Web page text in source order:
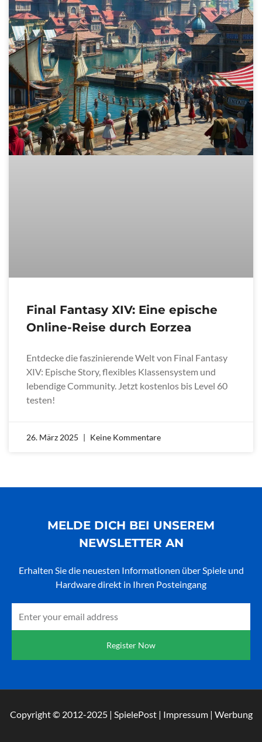
Final Fantasy XIV: Eine epische
Online-Reise durch Eorzea
Entdecke die faszinierende Welt von Final Fantasy
XIV: Epische Story, flexibles Klassensystem und
lebendige Community. Jetzt kostenlos bis Level 60
testen!
26. März 2025 Keine Kommentare
MELDE DICH BEI UNSEREM
NEWSLETTER AN
Erhalten Sie die neuesten Informationen über Spiele und
Hardware direkt in Ihren Posteingang
Register Now
Copyright © 2012-2025 | SpielePost | Impressum | Werbung